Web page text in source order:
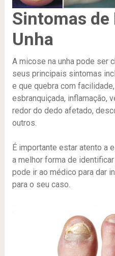
Sintomas de
Unha
A micose na unha pode ser
seus principais sintomas
e que quebra com
esbranquiçada, inflamação,
redor do dedo afetado,
outros.
É importante estar atento a
a melhor forma de
pode ir ao médico para dar
para o seu caso.